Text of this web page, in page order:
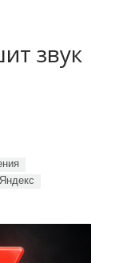
звук
Яндекс